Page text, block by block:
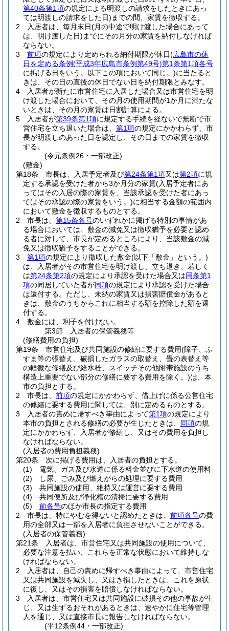
第40条第1項の規定による明渡しの請求をしたときにあっ
ては明渡しの請求をした日) までの間、家賃を徴収する。
2
入居者は、毎月末日(月の中途で明け渡した場合にあって
は、明け渡した日) までにその月分の家賃を納付しなければ
ならない。
3
前項の規定により定められる納付期限が休日(広島市の休
日を定める条例(平成3年広島市条例第49号)第1条第1項各号
に掲げる日をいう。以下この項において同じ。)に当たると
きは、その日の直後の休日でない日を納付期限とみなす。
4
入居者が新たに市営住宅に入居した場合又は市営住宅を明
け渡した場合において、その月の使用期間が1か月に満たな
いときは、その月の家賃は日割計算による。
5
入居者が第39条第1項に規定する手続を経ないで無断で市
営住宅を立ち退いた場合は、 第1項の規定にかかわらず、市
長が明渡しのあった日を認定し、その日までの家賃を徴収
する。
(令元条例26・一部改正)
(敷金)
第18条
市長は、入居予定者及び第24条第1項又は第2項に規
定する承認を受けた者から3か月分の家賃(入居予定者にあ
ってはその入居の際の家賃を、当該承認を受けた者にあっ
てはその承認の際の家賃をいう。)に相当する金額の範囲内
において敷金を徴収するものとする。
2
市長は、 第15条各号のいずれかに掲げる特別の事情があ
る場合においては、敷金の減免又は徴収猶予を必要と認め
る者に対して、市長が定めるところにより、当該敷金の減
免又は徴収猶予をすることができる。
3
第1項の規定により徴収した敷金(以下「敷金」という。)
は、入居者がその市営住宅を明け渡し、立ち退き、若しく
は第24条第2項の規定により承認を受けた場合又は同条第1
項の同居していた者が同項の規定により承認を受けた場合
は還付する。 ただし、未納の家賃又は損害賠償金があると
きは、敷金のうちからこれに相当する額を控除した額を還
付する。
4
敷金には、利子を付けない。
第3節
入居者の保管義務等
(修繕費用の負担)
第19条
市営住宅及び共同施設の修繕に要する費用(障子、ふ
すま等の張替え、破損したガラスの取替え、畳の表替え等
の軽微な修繕及び給水栓、スイッチその他附帯施設のうち
構造上重要でない部分の修繕に要する費用を除く。)は、本
市の負担とする。
2
市長は、 前項の規定にかかわらず、借上げに係る公営住宅
の修繕に要する費用に関しては、別に定めるものとする。
3
入居者の責めに帰すべき事由によって第1項の規定により
本市の負担とされる修繕の必要が生じたときは、 同項の規
定にかかわらず、入居者が修繕し、又はその費用を負担し
なければならない。
(入居者の費用負担義務)
第20条
次に掲げる費用は、入居者の負担とする。
(1)
電気、ガス及び水道に係る料金並びに下水道の使用料
(2)
し尿、ごみ及び燃えがらの処理に要する費用
(3)
共同施設の使用、維持又は運営に要する費用
(4)
共同便所及び浄化槽の清掃に要する費用
(5)
前各号のほか市長の指定する費用
2
市長は、特にやむを得ないと認めたときは、 前項各号の費
用の全部又は一部を入居者に負担させないことができる。
(入居者の保管義務)
第21条
入居者は、市営住宅又は共同施設の使用について、
必要な注意を払い、これらを正常な状態において維持しな
ければならない。
2
入居者は、自己の責めに帰すべき事由によって、市営住宅
又は共同施設を滅失し、又はき損したときは、これを原状
に復し、又はその損害を賠償しなければならない。
3
入居者は、市営住宅又は共同施設に破損その他の事故が生
じ、又は生ずるおそれがあるときは、速やかに住宅等管理
人を通じ、又は直接市長に報告しなければならない。
(平12条例44・一部改正)